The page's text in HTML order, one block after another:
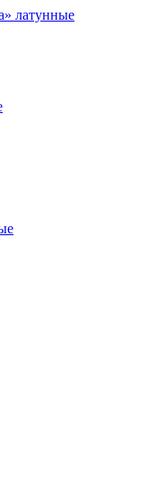
латунные